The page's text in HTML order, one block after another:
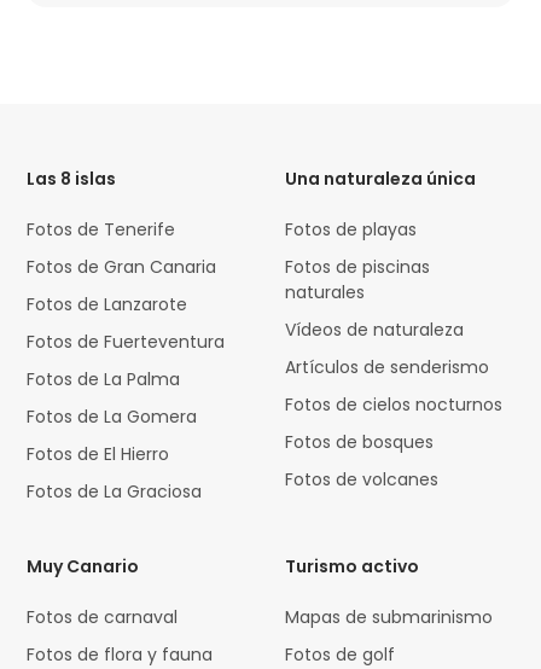
Las 8 islas
Fotos de Tenerife
Fotos de Gran Canaria
Fotos de Lanzarote
Fotos de Fuerteventura
Fotos de La Palma
Fotos de La Gomera
Fotos de El Hierro
Fotos de La Graciosa
Una naturaleza única
Fotos de playas
Fotos de piscinas
naturales
Vídeos de naturaleza
Artículos de senderismo
Fotos de cielos nocturnos
Fotos de bosques
Fotos de volcanes
Muy Canario
Fotos de carnaval
Fotos de flora y fauna
Turismo activo
Mapas de submarinismo
Fotos de golf